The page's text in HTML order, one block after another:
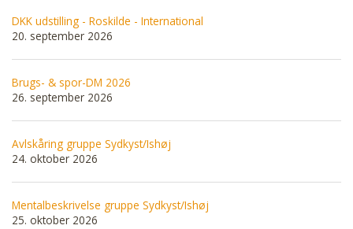
DKK udstilling - Roskilde - International
20. september 2026
Brugs- & spor-DM 2026
26. september 2026
Avlskåring gruppe Sydkyst/Ishøj
24. oktober 2026
Mentalbeskrivelse gruppe Sydkyst/Ishøj
25. oktober 2026